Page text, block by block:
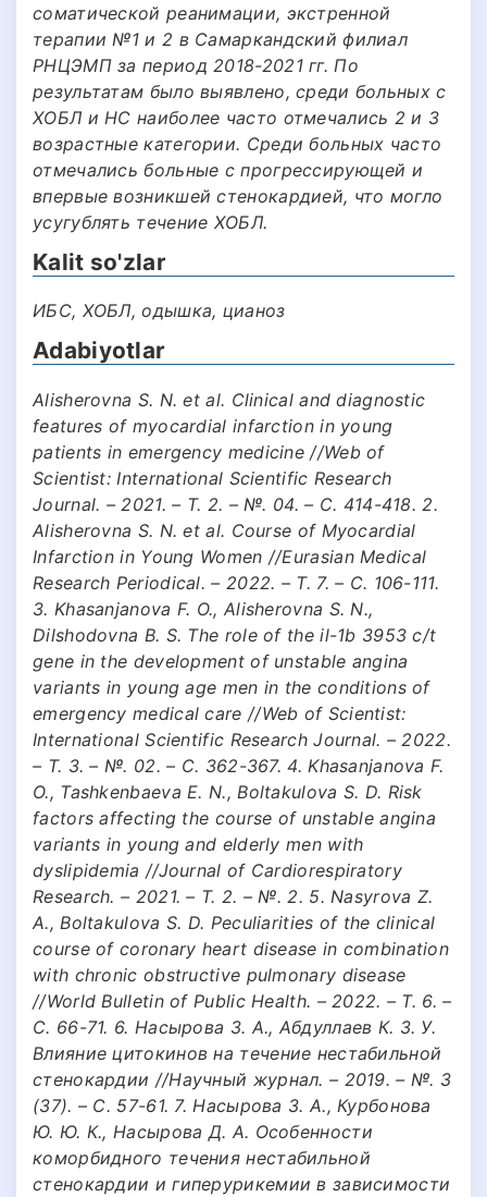
соматической реанимации, экстренной
терапии №1 и 2 в Самаркандский филиал
РНЦЭМП за период 2018-2021 гг. По
результатам было выявлено, среди больных с
ХОБЛ и НС наиболее часто отмечались 2 и 3
возрастные категории. Среди больных часто
отмечались больные с прогрессирующей и
впервые возникшей стенокардией, что могло
усугублять течение ХОБЛ.
Kalit so'zlar
ИБС, ХОБЛ, одышка, цианоз
Adabiyotlar
Alisherovna S. N. et al. Clinical and diagnostic
features of myocardial infarction in young
patients in emergency medicine //Web of
Scientist: International Scientific Research
Journal. – 2021. – Т. 2. – №. 04. – С. 414-418. 2.
Alisherovna S. N. et al. Course of Myocardial
Infarction in Young Women //Eurasian Medical
Research Periodical. – 2022. – Т. 7. – С. 106-111.
3. Khasanjanova F. O., Alisherovna S. N.,
Dilshodovna B. S. The role of the il-1b 3953 c/t
gene in the development of unstable angina
variants in young age men in the conditions of
emergency medical care //Web of Scientist:
International Scientific Research Journal. – 2022.
– Т. 3. – №. 02. – С. 362-367. 4. Khasanjanova F.
O., Tashkenbaeva E. N., Boltakulova S. D. Risk
factors affecting the course of unstable angina
variants in young and elderly men with
dyslipidemia //Journal of Cardiorespiratory
Research. – 2021. – Т. 2. – №. 2. 5. Nasyrova Z.
A., Boltakulova S. D. Peculiarities of the clinical
course of coronary heart disease in combination
with chronic obstructive pulmonary disease
//World Bulletin of Public Health. – 2022. – Т. 6. –
С. 66-71. 6. Насырова З. А., Абдуллаев К. З. У.
Влияние цитокинов на течение нестабильной
стенокардии //Научный журнал. – 2019. – №. 3
(37). – С. 57-61. 7. Насырова З. А., Курбонова
Ю. Ю. К., Насырова Д. А. Особенности
коморбидного течения нестабильной
стенокардии и гиперурикемии в зависимости